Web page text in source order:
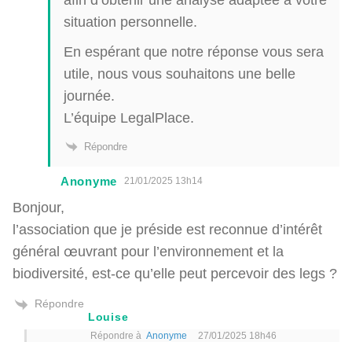
situation personnelle.
En espérant que notre réponse vous sera
utile, nous vous souhaitons une belle
journée.
L’équipe LegalPlace.
Répondre
Anonyme 21/01/2025 13h14
Bonjour,
l’association que je préside est reconnue d’intérêt
général œuvrant pour l’environnement et la
biodiversité, est-ce qu’elle peut percevoir des legs ?
Répondre
Louise
Répondre à Anonyme 27/01/2025 18h46